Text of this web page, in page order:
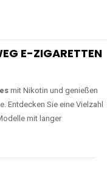
E-ZIGARETTEN
mit Nikotin und genießen
Entdecken Sie eine Vielzahl
mit langer